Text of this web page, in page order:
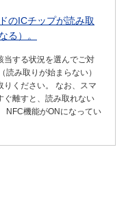
のICチップが読み取
る）。
当する状況を選んでご対
読み取りが始まらない）
りください。 なお、スマ
ぐ離すと、読み取れない
NFC機能がONになってい